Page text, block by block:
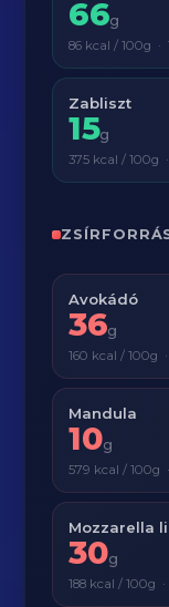
66g
86 kcal / 100g
Zabliszt
15g
375 kcal / 100g
Avokádó
36g
160 kcal / 100g
Mandula
10g
579 kcal / 100g
Mozzarella
30g
188 kcal / 100g